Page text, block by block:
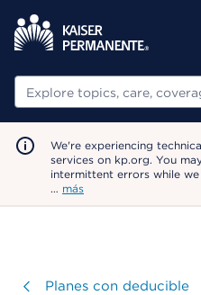
Buscar
We're experiencing
services on kp.org. You
intermittent errors while
… más
Visitar
Planes con deducible